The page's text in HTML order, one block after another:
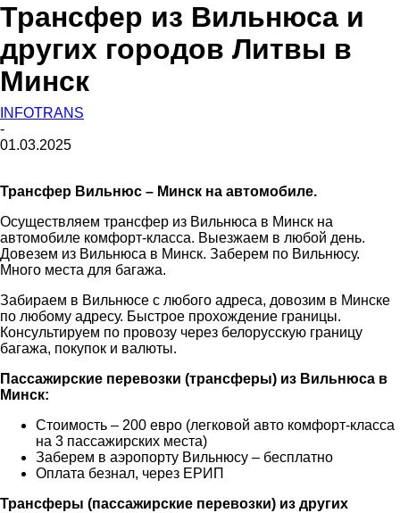
Трансфер из Вильнюса и
других городов Литвы в
Минск
INFOTRANS
-
01.03.2025
Трансфер Вильнюс – Минск на автомобиле.
Осуществляем трансфер из Вильнюса в Минск на
автомобиле комфорт-класса. Выезжаем в любой день.
Довезем из Вильнюса в Минск. Заберем по Вильнюсу.
Много места для багажа.
Забираем в Вильнюсе с любого адреса, довозим в Минске
по любому адресу. Быстрое прохождение границы.
Консультируем по провозу через белорусскую границу
багажа, покупок и валюты.
Пассажирские перевозки (трансферы) из Вильнюса в
Минск:
Стоимость – 200 евро (легковой авто комфорт-класса
на 3 пассажирских места)
Заберем в аэропорту Вильнюсу – бесплатно
Оплата безнал, через ЕРИП
Трансферы (пассажирские перевозки) из других